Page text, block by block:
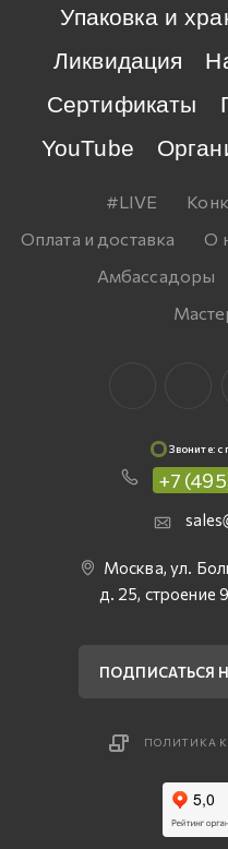
Упаковка и
Ликвидация
Сертификаты
YouTube
#LIVE
Оплата и доставка
О
Амбассадоры
Звоните: c
+7
Москва, ул.
д. 25, строение
ПОДПИСАТЬСЯ
ПОЛИТИКА